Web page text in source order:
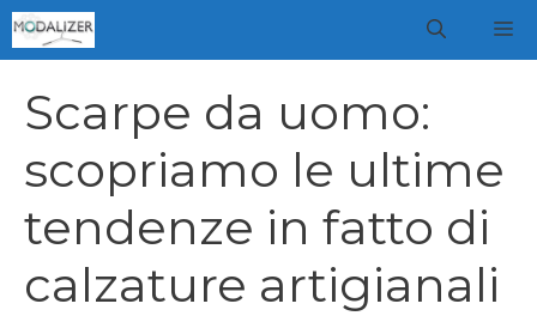
Vai
al
Scarpe da uomo:
scopriamo le ultime
tendenze in fatto di
calzature artigianali